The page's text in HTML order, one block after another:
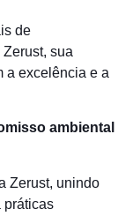
de
sua
a excelência e a
ambiental
Zerust, unindo
práticas